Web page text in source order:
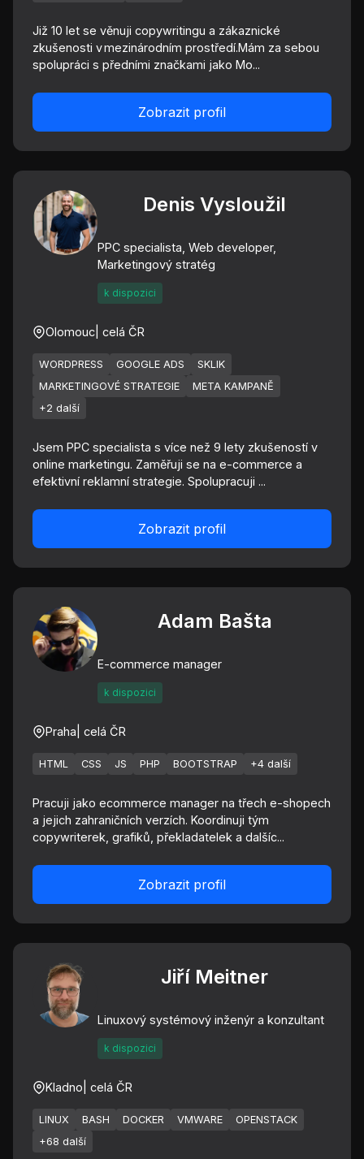
Již 10 let se věnuji copywritingu a zákaznické
zkušenosti v mezinárodním prostředí.Mám za sebou
spolupráci s předními značkami jako Mo...
Zobrazit profil
Denis Vysloužil
PPC specialista, Web developer,
Marketingový stratég
k dispozici
Olomouc | celá ČR
WORDPRESS GOOGLE ADS
SKLIK
MARKETINGOVÉ STRATEGIE
META KAMPANĚ
+2 další
Jsem PPC specialista s více než 9 lety zkušeností v
online marketingu. Zaměřuji se na e-commerce a
efektivní reklamní strategie. Spolupracuji ...
Zobrazit profil
Adam Bašta
E-commerce manager
k dispozici
Praha | celá ČR
HTML CSS JS PHP BOOTSTRAP +4 další
Pracuji jako ecommerce manager na třech e-shopech
a jejich zahraničních verzích. Koordinuji tým
copywriterek, grafiků, překladatelek a dalšíc...
Zobrazit profil
Jiří Meitner
Linuxový systémový inženýr a konzultant
k dispozici
Kladno | celá ČR
LINUX BASH DOCKER VMWARE
OPENSTACK
+68 další